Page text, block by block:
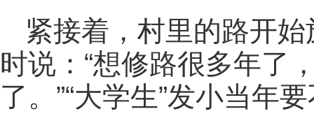
紧接着，村里的路开
时说：“想修路很多年了
了。”“大学生”发小当年